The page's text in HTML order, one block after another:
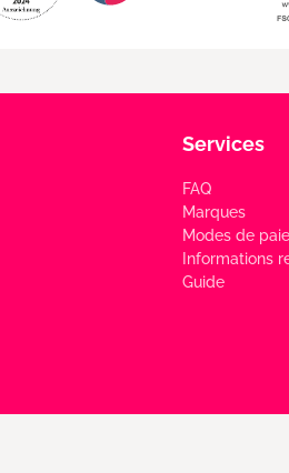
Services
FAQ
Marques
Modes de
Informations
Guide